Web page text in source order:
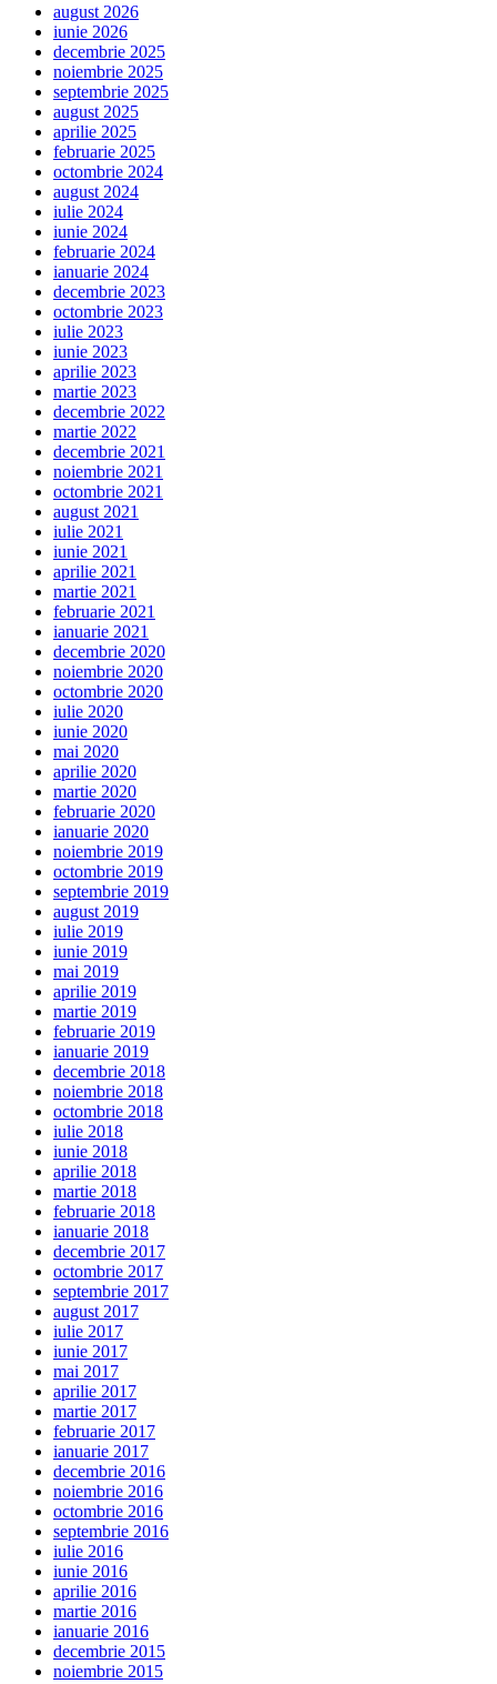
august 2026
iunie 2026
decembrie 2025
noiembrie 2025
septembrie 2025
august 2025
aprilie 2025
februarie 2025
octombrie 2024
august 2024
iulie 2024
iunie 2024
februarie 2024
ianuarie 2024
decembrie 2023
octombrie 2023
iulie 2023
iunie 2023
aprilie 2023
martie 2023
decembrie 2022
martie 2022
decembrie 2021
noiembrie 2021
octombrie 2021
august 2021
iulie 2021
iunie 2021
aprilie 2021
martie 2021
februarie 2021
ianuarie 2021
decembrie 2020
noiembrie 2020
octombrie 2020
iulie 2020
iunie 2020
mai 2020
aprilie 2020
martie 2020
februarie 2020
ianuarie 2020
noiembrie 2019
octombrie 2019
septembrie 2019
august 2019
iulie 2019
iunie 2019
mai 2019
aprilie 2019
martie 2019
februarie 2019
ianuarie 2019
decembrie 2018
noiembrie 2018
octombrie 2018
iulie 2018
iunie 2018
aprilie 2018
martie 2018
februarie 2018
ianuarie 2018
decembrie 2017
octombrie 2017
septembrie 2017
august 2017
iulie 2017
iunie 2017
mai 2017
aprilie 2017
martie 2017
februarie 2017
ianuarie 2017
decembrie 2016
noiembrie 2016
octombrie 2016
septembrie 2016
iulie 2016
iunie 2016
aprilie 2016
martie 2016
ianuarie 2016
decembrie 2015
noiembrie 2015